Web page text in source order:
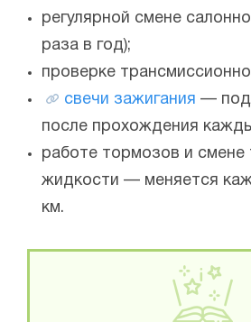
регулярной смене
раза в год);
проверке
свечи зажигания —
после прохождения
работе тормозов и смене
жидкости — меняется
км.